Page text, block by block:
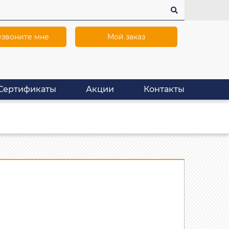
мне Мой заказ
Акции Контакты